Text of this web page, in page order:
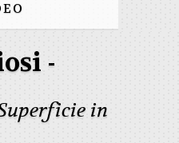
-
in